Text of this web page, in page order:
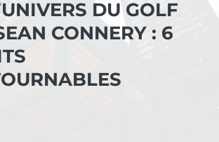
DU GOLF
CONNERY : 6